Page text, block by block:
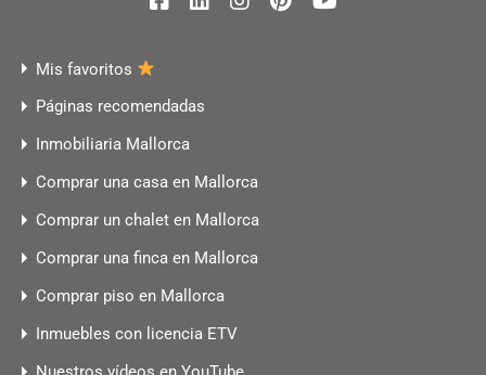
Mis favoritos
Páginas recomendadas
Inmobiliaria Mallorca
Comprar una casa en Mallorca
Comprar un chalet en Mallorca
Comprar una finca en Mallorca
Comprar piso en Mallorca
Inmuebles con licencia ETV